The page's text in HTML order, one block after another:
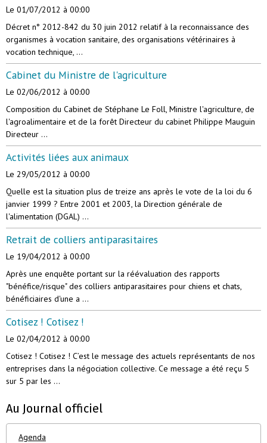
Le 01/07/2012 à 00:00
Décret n° 2012-842 du 30 juin 2012 relatif à la reconnaissance des
organismes à vocation sanitaire, des organisations vétérinaires à
vocation technique, ...
Cabinet du Ministre de l'agriculture
Le 02/06/2012 à 00:00
Composition du Cabinet de Stéphane Le Foll, Ministre l'agriculture, de
l'agroalimentaire et de la forêt Directeur du cabinet Philippe Mauguin
Directeur ...
Activités liées aux animaux
Le 29/05/2012 à 00:00
Quelle est la situation plus de treize ans après le vote de la loi du 6
janvier 1999 ? Entre 2001 et 2003, la Direction générale de
l'alimentation (DGAL) ...
Retrait de colliers antiparasitaires
Le 19/04/2012 à 00:00
Après une enquête portant sur la réévaluation des rapports
"bénéfice/risque" des colliers antiparasitaires pour chiens et chats,
bénéficiaires d'une a ...
Cotisez ! Cotisez !
Le 02/04/2012 à 00:00
Cotisez ! Cotisez ! C’est le message des actuels représentants de nos
entreprises dans la négociation collective. Ce message a été reçu 5
sur 5 par les ...
Au Journal officiel
Agenda